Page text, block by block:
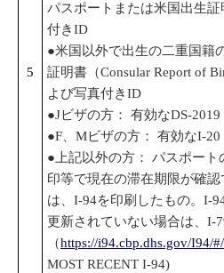
5
パスポートまたは米国出生
付きID
●米国以外で出生の二重国籍
証明書（Consular Report of
よび写真付きID
●Jビザの方： 有効なDS-2019
●F、Mビザの方： 有効なI-20
●上記以外の方： パスポート
印等で現在の滞在期限が確
は、I-94を印刷したもの。I-
更新されていない場合は、I-
（https://i94.cbp.dhs.gov/I94/
MOST RECENT I-94)